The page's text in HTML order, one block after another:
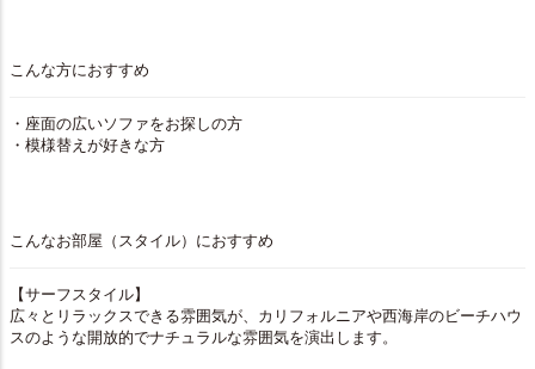
こんな方におすすめ
・座面の広いソファをお探しの方
・模様替えが好きな方
こんなお部屋（スタイル）におすすめ
【サーフスタイル】
広々とリラックスできる雰囲気が、カリフォルニアや西海岸のビーチハウ
スのような開放的でナチュラルな雰囲気を演出します。